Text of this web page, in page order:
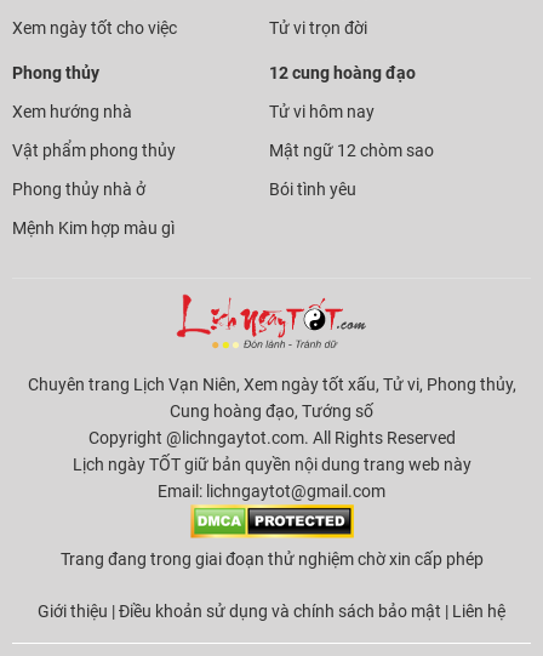
Xem ngày tốt cho việc
Tử vi trọn đời
Phong thủy
Xem hướng nhà
Vật phẩm phong thủy
Phong thủy nhà ở
Mệnh Kim hợp màu gì
12 cung hoàng đạo
Tử vi hôm nay
Mật ngữ 12 chòm sao
Bói tình yêu
Chuyên trang Lịch Vạn Niên, Xem ngày tốt xấu, Tử vi, Phong thủy,
Cung hoàng đạo, Tướng số
Copyright @lichngaytot.com. All Rights Reserved
Lịch ngày TỐT giữ bản quyền nội dung trang web này
Email: lichngaytot@gmail.com
Trang đang trong giai đoạn thử nghiệm chờ xin cấp phép
Giới thiệu |Điều khoản sử dụng và chính sách bảo mật | Liên hệ